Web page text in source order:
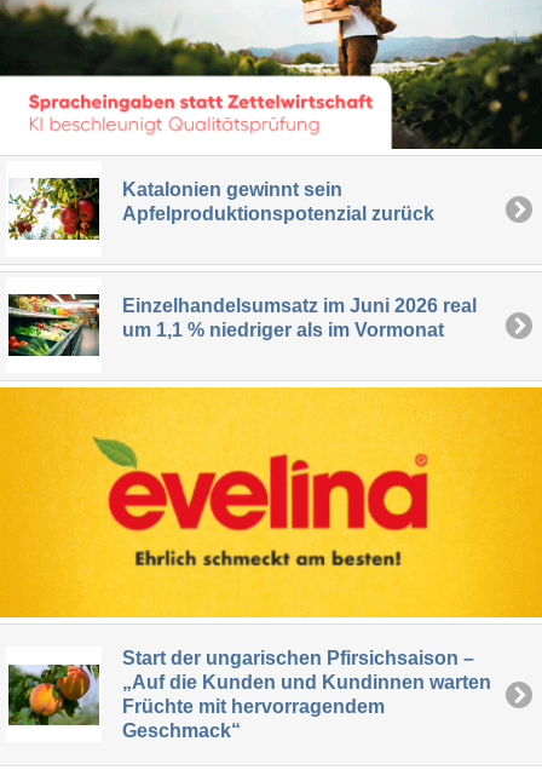
Katalonien gewinnt sein
Apfelproduktionspotenzial zurück
Einzelhandelsumsatz im Juni 2026 real
um 1,1 % niedriger als im Vormonat
Start der ungarischen Pfirsichsaison –
„Auf die Kunden und Kundinnen warten
Früchte mit hervorragendem
Geschmack“